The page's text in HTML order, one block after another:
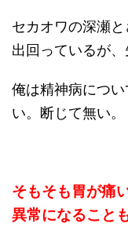
セカオワの深瀬
出回っているが、
俺は精神病につ
い。断じて無い。
そもそも胃が痛
異常になること